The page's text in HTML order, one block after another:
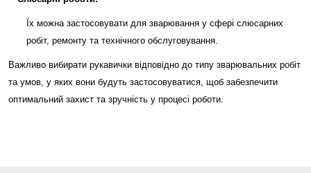
Їх можна застосовувати для зварювання у сфері слюсарних
робіт, ремонту та технічного обслуговування.
Важливо вибирати рукавички відповідно до типу зварювальних робіт
та умов, у яких вони будуть застосовуватися, щоб забезпечити
оптимальний захист та зручність у процесі роботи.